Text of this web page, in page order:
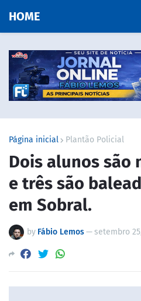
HOME
Página inicial Plantão Policial
Dois alunos são
e três são
em Sobral.
by Fábio Lemos— setembro